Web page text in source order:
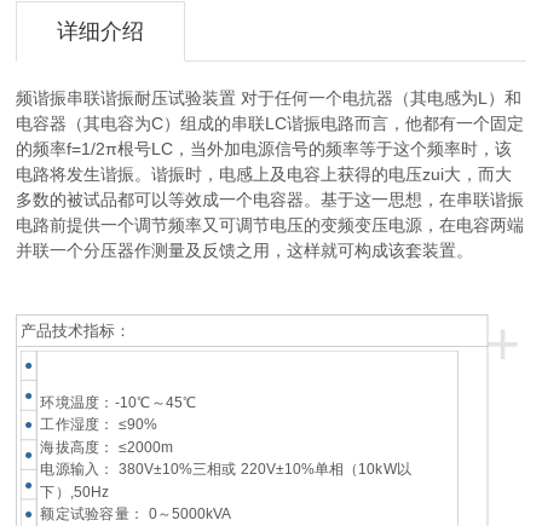
详细介绍
频谐振串联谐振耐压试验装置 对于任何一个电抗器（其电感为L）和
电容器（其电容为C）组成的串联LC谐振电路而言，他都有一个固定
的频率f=1/2π根号LC，当外加电源信号的频率等于这个频率时，该
电路将发生谐振。谐振时，电感上及电容上获得的电压zui大，而大
多数的被试品都可以等效成一个电容器。基于这一思想，在串联谐振
电路前提供一个调节频率又可调节电压的变频变压电源，在电容两端
并联一个分压器作测量及反馈之用，这样就可构成该套装置。
+
产品技术指标：
●
环境温度：-10℃～45℃
工作湿度： ≤90%
海拔高度： ≤2000m
电源输入： 380V±10%三相或 220V±10%单相（10kW以
下）,50Hz
额定试验容量： 0～5000kVA
●
●
●
●
●